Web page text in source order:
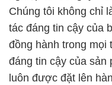
Chúng tôi không chỉ
tác đáng tin cậy của
đồng hành trong
đáng tin cậy của sản
luôn được đặt lên